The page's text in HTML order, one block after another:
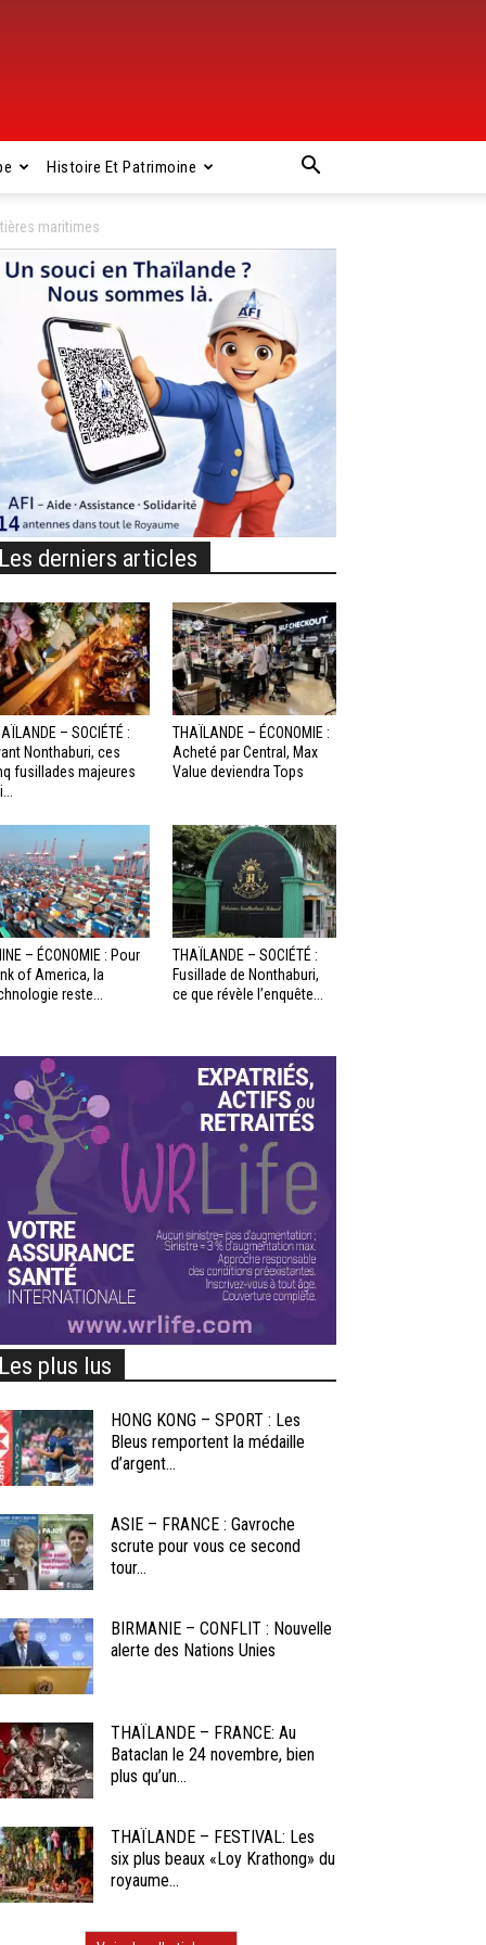
Histoire Et Patrimoine
maritimes
Les derniers articles
– SOCIÉTÉ :
Nonthaburi, ces
fusillades majeures
THAÏLANDE – ÉCONOMIE :
Acheté par Central, Max
Value deviendra Tops
– ÉCONOMIE : Pour
of America, la
reste...
THAÏLANDE – SOCIÉTÉ :
Fusillade de Nonthaburi,
ce que révèle l’enquête...
Les plus lus
HONG KONG – SPORT : Les
Bleus remportent la médaille
d’argent...
ASIE – FRANCE : Gavroche
scrute pour vous ce second
tour...
BIRMANIE – CONFLIT : Nouvelle
alerte des Nations Unies
THAÏLANDE – FRANCE: Au
Bataclan le 24 novembre, bien
plus qu’un...
THAÏLANDE – FESTIVAL: Les
six plus beaux «Loy Krathong» du
royaume...